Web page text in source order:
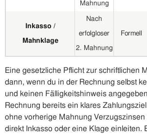
Mahnung
Inkasso /
Mahnklage
Nach
erfolgloser
2. Mahnung
Formell
Eine gesetzliche Pflicht zur schriftlichen
dann, wenn du in der Rechnung selbst
und keinen Fälligkeitshinweis
Rechnung bereits ein klares
ohne vorherige Mahnung Verzugszinsen
direkt Inkasso oder eine Klage einleiten.